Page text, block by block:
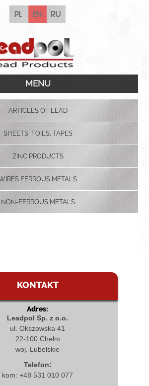
pl en ru
MENU
ARTICLES OF LEAD
SHEETS, FOILS, TAPES
ZINC PRODUCTS
FERROUS METALS
NON-FERROUS METALS
KONTAKT
Adres:
Leadpol Sp. z o.o.
ul. Okszowska 41
22-100 Chełm
woj. Lubelskie
Telefon:
kom: +48 531 010 077